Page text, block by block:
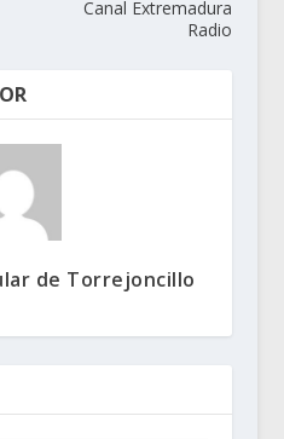
Canal Extremadura
Radio
de Torrejoncillo